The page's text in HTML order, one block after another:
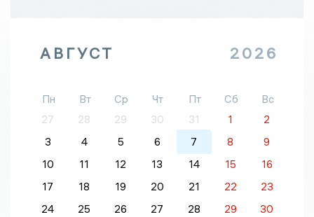
АВГУСТ 2026
Пн Вт Ср Чт Пт Сб
Вс
27
28 29 30 31 1
2
3
4 5 6 7 8
9
10
11 12 13 14 15
16
17
18 19 20 21 22
23
24
25 26 27 28 29
30